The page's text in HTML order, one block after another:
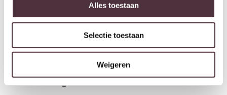
Alles toestaan
Selectie toestaan
Weigeren